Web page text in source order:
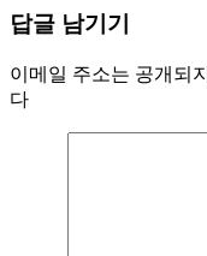
답글 남기기
이메일 주소는 공개되
다